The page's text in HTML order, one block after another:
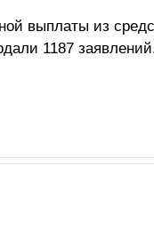
выплаты из
1187